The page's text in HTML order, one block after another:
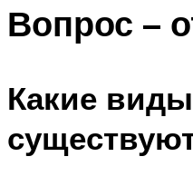
Вопрос –
Какие